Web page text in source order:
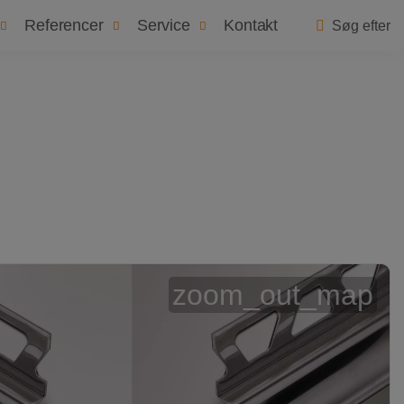
Seneste nyheder Vælg land/sprog
Referencer Service Kontakt Søg efter
zoom_out_map